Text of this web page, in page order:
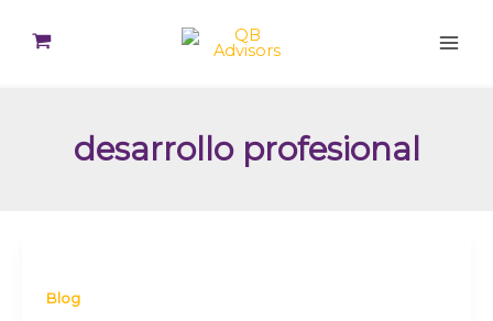
desarrollo profesional
Blog